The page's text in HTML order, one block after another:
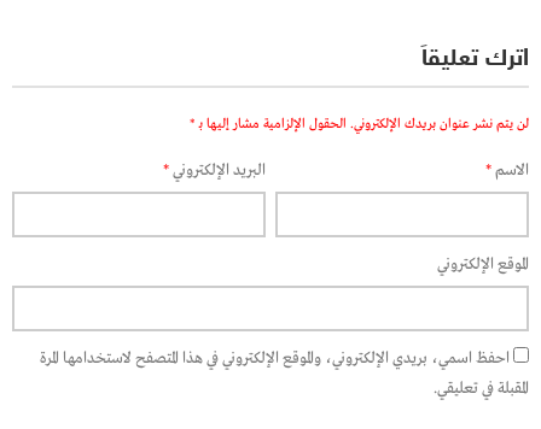
اترك تعليقاً
لن يتم نشر عنوان بريدك الإلكتروني. الحقول الإلزامية مشار إليها بـ *
الاسم* البريد الإلكتروني*
الموقع الإلكتروني
احفظ اسمي، بريدي الإلكتروني، والموقع الإلكتروني في هذا المتصفح لاستخدامها المرة
المقبلة في تعليقي.